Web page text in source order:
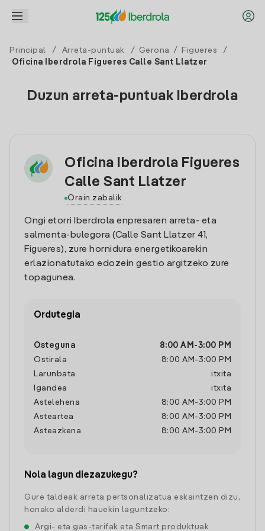
Principal / Arreta-puntuak / Gerona / Figueres
/
Oficina Iberdrola Figueres Calle Sant Llatzer
Duzun arreta-puntuak Iberdrola
Oficina Iberdrola Figueres
Calle Sant Llatzer
Orain zabalik
Ongi etorri Iberdrola enpresaren arreta- eta
salmenta-bulegora (Calle Sant Llatzer 41,
Figueres), zure hornidura energetikoarekin
erlazionatutako edozein gestio argitzeko zure
topagunea.
Ordutegia
Osteguna 8:00 AM -3:00 PM
Ostirala
8:00 AM -3:00 PM
Larunbata
itxita
Igandea
itxita
Astelehena
8:00 AM -3:00 PM
Asteartea
8:00 AM -3:00 PM
Asteazkena
8:00 AM -3:00 PM
Nola lagun diezazukegu?
Gure taldeak arreta pertsonalizatua eskaintzen dizu,
honako alderdi hauekin laguntzeko:
Argi- eta gas-tarifak eta Smart produktuak